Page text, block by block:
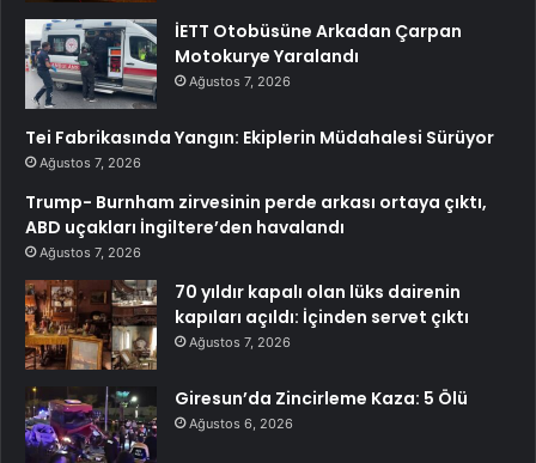
İETT Otobüsüne Arkadan Çarpan
Motokurye Yaralandı
Ağustos 7, 2026
Tei Fabrikasında Yangın: Ekiplerin Müdahalesi Sürüyor
Ağustos 7, 2026
Trump- Burnham zirvesinin perde arkası ortaya çıktı,
ABD uçakları İngiltere’den havalandı
Ağustos 7, 2026
70 yıldır kapalı olan lüks dairenin
kapıları açıldı: İçinden servet çıktı
Ağustos 7, 2026
Giresun’da Zincirleme Kaza: 5 Ölü
Ağustos 6, 2026